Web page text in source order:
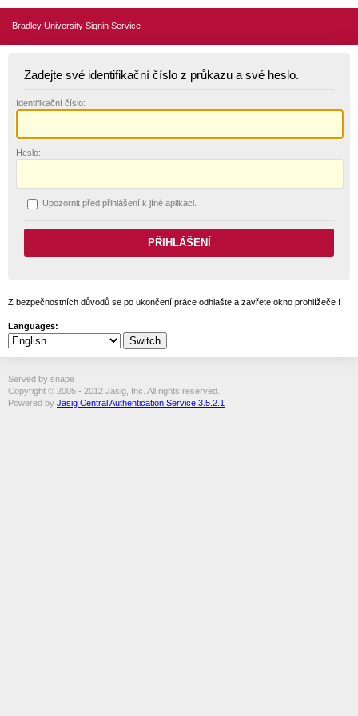
Bradley University Signin Service
Zadejte své identifikační číslo z průkazu a své heslo.
Identifikační číslo:
Heslo:
Upozornit před přihlášení k jíné aplikaci.
Z bezpečnostních důvodů se po ukončení práce odhlašte a zavřete okno prohlížeče !
Languages:
Served by snape
Copyright © 2005 - 2012 Jasig, Inc. All rights reserved.
Powered by Jasig Central Authentication Service 3.5.2.1